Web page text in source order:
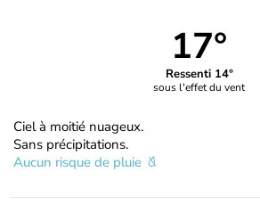
17°
Ressenti 14°
sous l'effet du vent
Ciel à moitié nuageux.
Sans précipitations.
Aucun risque de pluie